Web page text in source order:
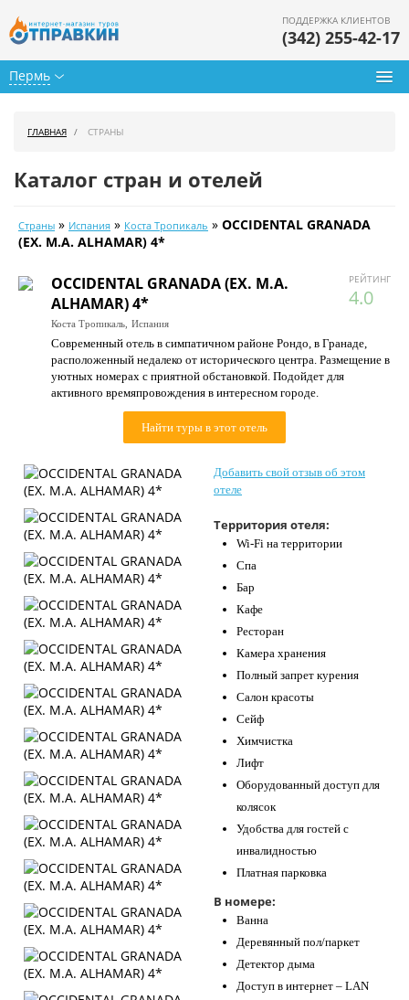
Пермь
ПОДДЕРЖКА КЛИЕНТОВ
(342) 255-42-17
Календарь туров
Цены дня
Страны
Как купить
О нас
ГЛАВНАЯ СТРАНЫ
Каталог стран и отелей
Страны » Испания » Коста Тропикаль » OCCIDENTAL GRANADA
(EX. M.A. ALHAMAR) 4*
РЕЙТИНГ
4.0
OCCIDENTAL GRANADA (EX. M.A.
ALHAMAR) 4*
Коста Тропикаль, Испания
Современный отель в симпатичном районе Рондо, в Гранаде,
расположенный недалеко от исторического центра. Размещение в
уютных номерах с приятной обстановкой. Подойдет для
активного времяпровождения в интересном городе.
Найти туры в этот отель
Добавить свой отзыв об этом
отеле
Территория отеля:
Wi-Fi на территории
Спа
Бар
Кафе
Ресторан
Камера хранения
Полный запрет курения
Салон красоты
Сейф
Химчистка
Лифт
Оборудованный доступ для
колясок
Удобства для гостей с
инвалидностью
Платная парковка
В номере:
Ванна
Деревянный пол/паркет
Детектор дыма
Доступ в интернет – LAN